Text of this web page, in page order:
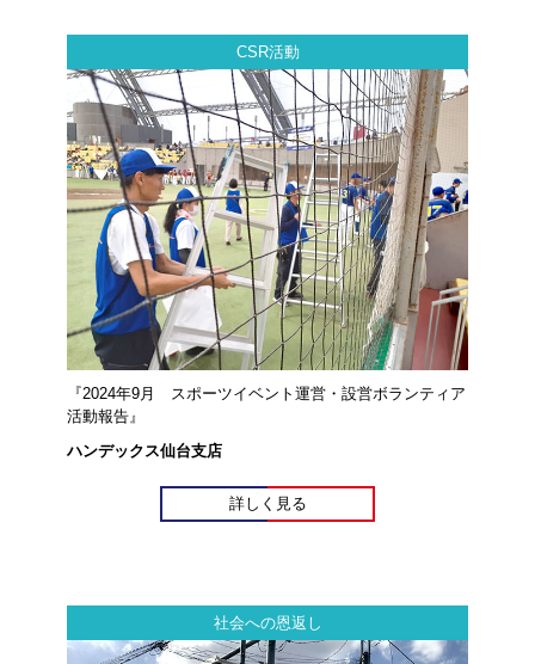
CSR活動
『2024年9月 スポーツイベント運営・設営ボランティア
活動報告』
ハンデックス仙台支店
詳しく見る
社会への恩返し